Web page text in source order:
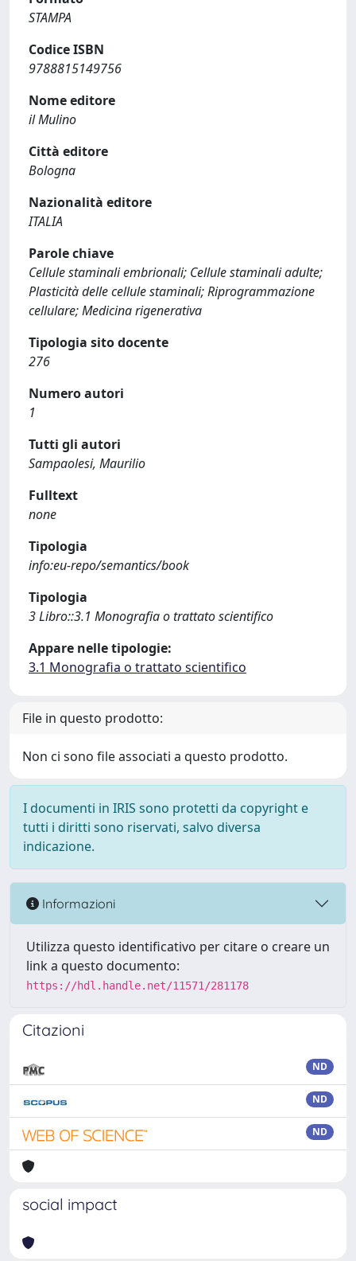
STAMPA
Codice ISBN
9788815149756
Nome editore
il Mulino
Città editore
Bologna
Nazionalità editore
ITALIA
Parole chiave
Cellule staminali embrionali; Cellule staminali adulte;
Plasticità delle cellule staminali; Riprogrammazione
cellulare; Medicina rigenerativa
Tipologia sito docente
276
Numero autori
1
Tutti gli autori
Sampaolesi, Maurilio
Fulltext
none
Tipologia
info:eu-repo/semantics/book
Tipologia
3 Libro::3.1 Monografia o trattato scientifico
Appare nelle tipologie:
3.1 Monografia o trattato scientifico
File in questo prodotto:
Non ci sono file associati a questo prodotto.
I documenti in IRIS sono protetti da copyright e
tutti i diritti sono riservati, salvo diversa
indicazione.
Informazioni
Utilizza questo identificativo per citare o creare un
link a questo documento:
https://hdl.handle.net/11571/281178
Citazioni
ND
ND
ND
social impact